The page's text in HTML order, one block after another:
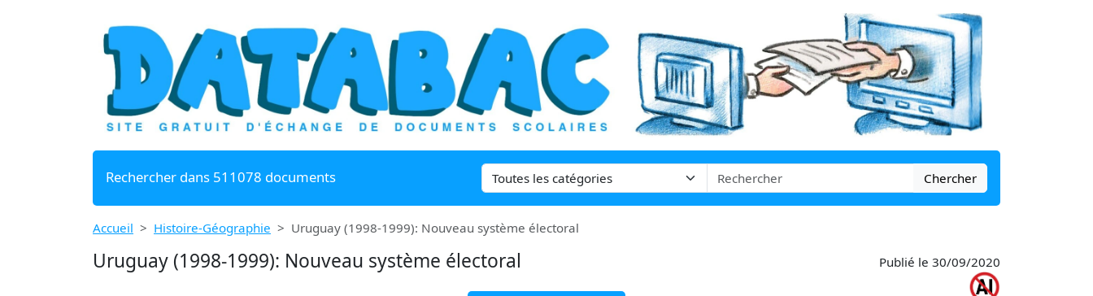
Rechercher dans 511078 documents Chercher
Accueil Histoire-Géographie Uruguay (1998-1999): Nouveau système électoral
Uruguay (1998-1999): Nouveau système électoral Publié le 30/09/2020